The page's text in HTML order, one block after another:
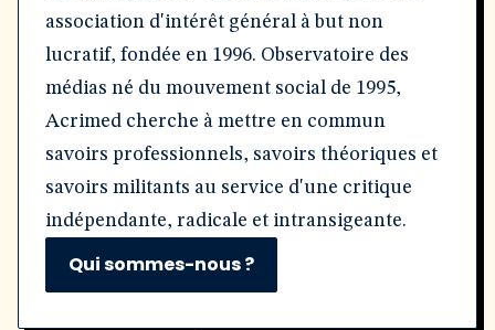
association d'intérêt général à but non
lucratif, fondée en 1996. Observatoire des
médias né du mouvement social de 1995,
Acrimed cherche à mettre en commun
savoirs professionnels, savoirs théoriques et
savoirs militants au service d'une critique
indépendante, radicale et intransigeante.
Qui sommes-nous ?